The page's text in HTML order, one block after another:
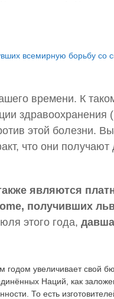
всемирную борьбу со
времени. К
этой болезни.
что они
являются
получивших
этого года,
увеличивает свой
Наций, как
То есть